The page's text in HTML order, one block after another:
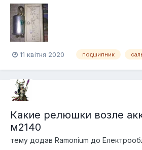
11 квітня 2020 подшипник
Какие релюшки возле
м2140
тему додав Ramonium до